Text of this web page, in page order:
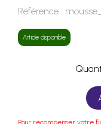
Référence :
Article disponible
Pour récompenser votre